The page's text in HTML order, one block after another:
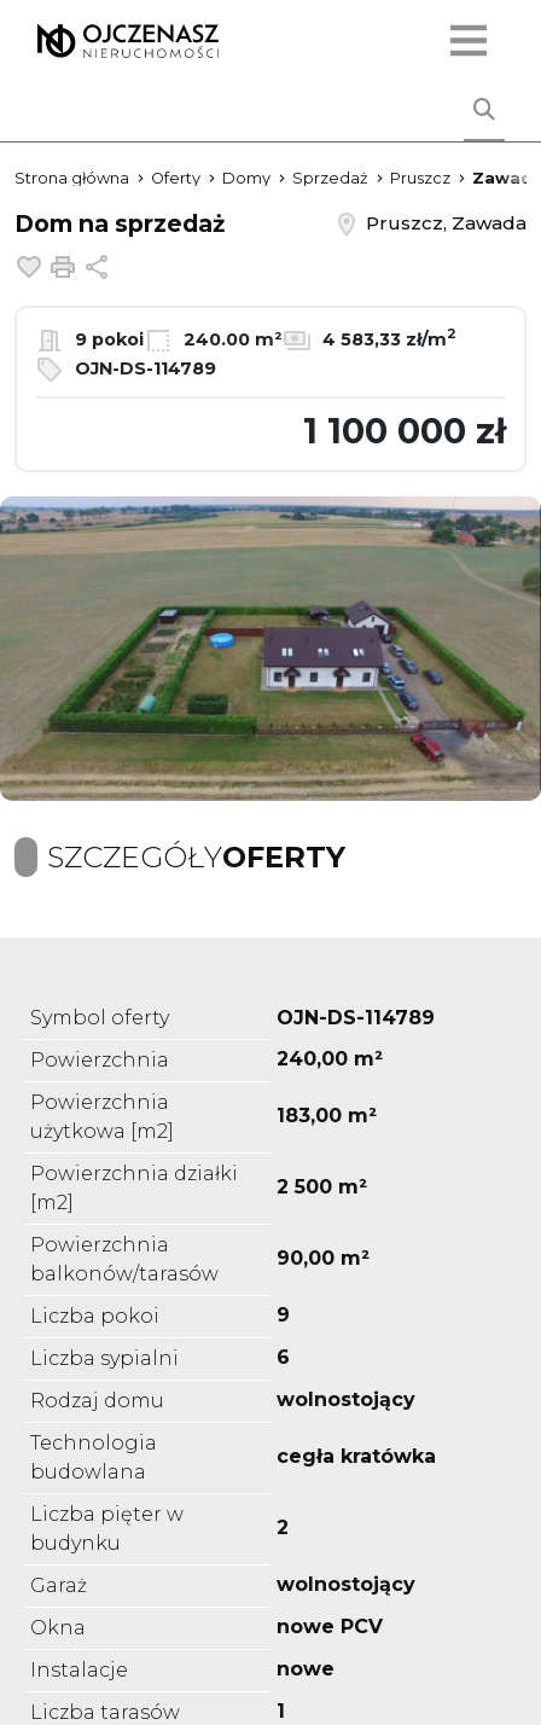
Strona główna Oferty Domy Sprzedaż Pruszcz
Dom na sprzedaż
Pruszcz, Zawada
Dodaj do ulubionych
Drukuj
9 pokoi 240.00 m² 4 583,33 zł/m2
OJN-DS-114789
1 100 000 zł
SZCZEGÓŁYOFERTY
Symbol oferty
OJN-DS-114789
Powierzchnia
240,00 m²
Powierzchnia
użytkowa [m2]
183,00 m²
Powierzchnia działki
[m2]
2 500 m²
Powierzchnia
balkonów/tarasów
90,00 m²
Liczba pokoi
9
Liczba sypialni
6
Rodzaj domu
wolnostojący
Technologia
budowlana
cegła kratówka
Liczba pięter w
budynku
2
Garaż
wolnostojący
Okna
nowe PCV
Instalacje
nowe
Liczba tarasów
1